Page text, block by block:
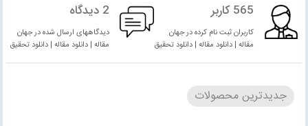
565 کاربر
کاربران ثبت نام کرده در جهان
مقاله | دانلود مقاله | دانلود تحقیق
2 دیدگاه
دیدگاههای ارسال شده در جهان
مقاله | دانلود مقاله | دانلود تحقیق
جدیدترین محصولات